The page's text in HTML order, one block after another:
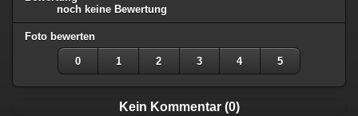
noch keine Bewertung
Foto bewerten
0 1 2 3 4 5
Kein Kommentar (0)